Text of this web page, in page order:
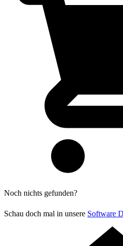
Noch nichts gefunden?
Schau doch mal in unsere Software